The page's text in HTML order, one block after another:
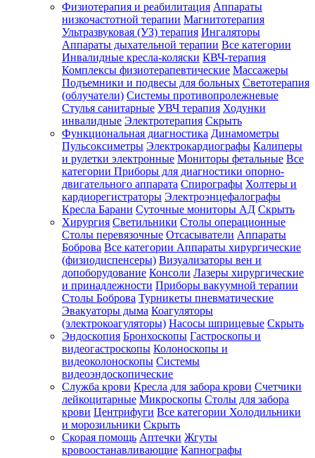
Физиотерапия и реабилитация Аппараты
низкочастотной терапии Магнитотерапия
Ультразвуковая (УЗ) терапия Ингаляторы
Аппараты дыхательной терапии Все категории
Инвалидные кресла-коляски КВЧ-терапия
Комплексы физиотерапевтические Массажеры
Подъемники и подвесы для больных Светотерапия
(облучатели) Системы противопролежневые
Стулья санитарные УВЧ терапия Ходунки
инвалидные Электротерапия Скрыть
Функциональная диагностика Динамометры
Пульсоксиметры Электрокардиографы Калиперы
и рулетки электронные Мониторы фетальные Все
категории Приборы для диагностики опорно-
двигательного аппарата Спирографы Холтеры и
кардиорегистраторы Электроэнцефалографы
Кресла Барани Суточные мониторы АД Скрыть
Хирургия Светильники Столы операционные
Столы перевязочные Отсасыватели Аппараты
Боброва Все категории Аппараты хирургические
(физиодиспенсеры) Визуализаторы вен и
допоборудование Консоли Лазеры хирургические
и принадлежности Приборы вакуумной терапии
Столы Боброва Турникеты пневматические
Эвакуаторы дыма Коагуляторы
(электрокоагуляторы) Насосы шприцевые Скрыть
Эндоскопия Бронхоскопы Гастроскопы и
видеогастроскопы Колоноскопы и
видеоколоноскопы Системы
видеоэндоскопические
Служба крови Кресла для забора крови Счетчики
лейкоцитарные Микроскопы Столы для забора
крови Центрифуги Все категории Холодильники
и морозильники Скрыть
Скорая помощь Аптечки Жгуты
кровоостанавливающие Капнографы